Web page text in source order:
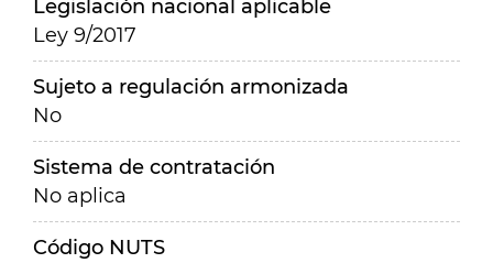
Legislación nacional aplicable
Ley 9/2017
Sujeto a regulación armonizada
No
Sistema de contratación
No aplica
Código NUTS